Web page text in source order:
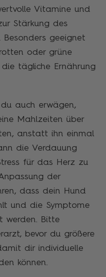
Vitamine und
Stärkung des
Besonders geeignet
oder grüne
tägliche Ernährung
auch erwägen,
Mahlzeiten über
anstatt ihn einmal
die Verdauung
für das Herz zu
der
dass dein Hund
und die Symptome
werden. Bitte
bevor du größere
dir individuelle
können.